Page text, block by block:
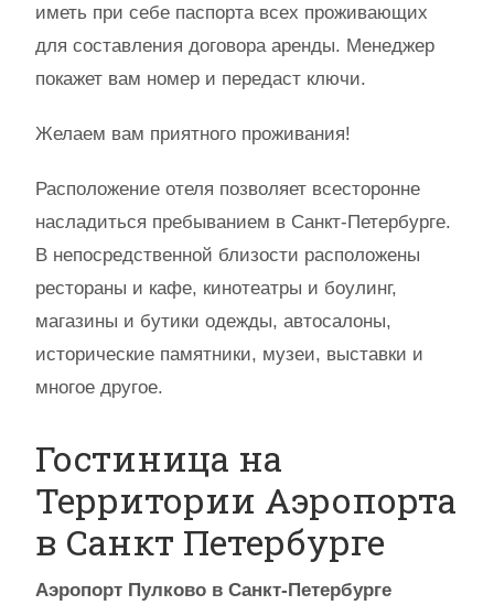
иметь при себе паспорта всех проживающих
для составления договора аренды. Менеджер
покажет вам номер и передаст ключи.
Желаем вам приятного проживания!
Расположение отеля позволяет всесторонне
насладиться пребыванием в Санкт-Петербурге.
В непосредственной близости расположены
рестораны и кафе, кинотеатры и боулинг,
магазины и бутики одежды, автосалоны,
исторические памятники, музеи, выставки и
многое другое.
Гостиница на
Территории Аэропорта
в Санкт Петербурге
Аэропорт Пулково в Санкт-Петербурге